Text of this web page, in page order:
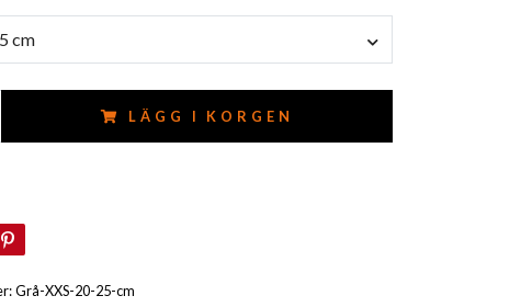
cm
LÄGG I KORGEN
Grå-XXS-20-25-cm